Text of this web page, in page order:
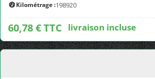
Kilométrage :198920
60,78 € TTC livraison incluse